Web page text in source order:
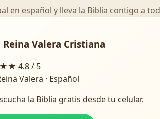
en español y lleva la Biblia contigo a
Valera Cristiana
4.8 / 5
Valera · Español
la Biblia gratis desde tu celular.